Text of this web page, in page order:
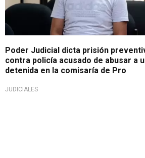
Poder Judicial dicta prisión
contra policía acusado de abusar a
detenida en la comisaría de Pro
JUDICIALES